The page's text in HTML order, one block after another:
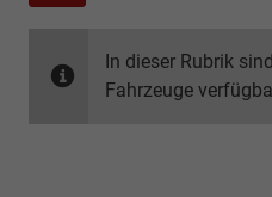
In dieser Rubrik
Fahrzeuge